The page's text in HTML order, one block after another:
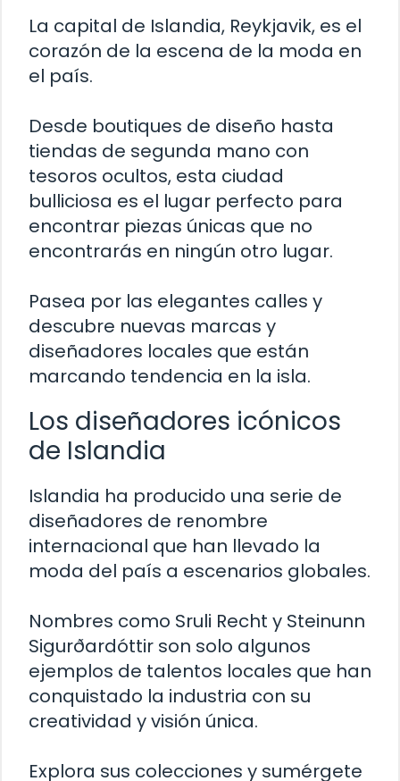
La capital de Islandia, Reykjavik, es el
corazón de la escena de la moda en
el país.
Desde boutiques de diseño hasta
tiendas de segunda mano con
tesoros ocultos, esta ciudad
bulliciosa es el lugar perfecto para
encontrar piezas únicas que no
encontrarás en ningún otro lugar.
Pasea por las elegantes calles y
descubre nuevas marcas y
diseñadores locales que están
marcando tendencia en la isla.
Los diseñadores icónicos
de Islandia
Islandia ha producido una serie de
diseñadores de renombre
internacional que han llevado la
moda del país a escenarios globales.
Nombres como Sruli Recht y Steinunn
Sigurðardóttir son solo algunos
ejemplos de talentos locales que han
conquistado la industria con su
creatividad y visión única.
Explora sus colecciones y sumérgete